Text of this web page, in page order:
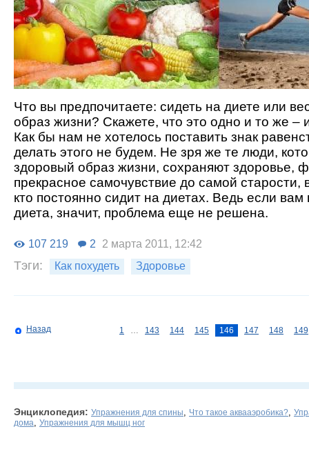
Что вы предпочитаете: сидеть на диете или
образ жизни? Скажете, что это одно и то же –
Как бы нам не хотелось поставить знак
делать этого не будем. Не зря же те люди,
здоровый образ жизни, сохраняют здоровье,
прекрасное самочувствие до самой старости,
кто постоянно сидит на диетах. Ведь если
диета, значит, проблема еще не решена.
107 219 2 2 марта 2011, 12:42
Тэги: Как похудеть Здоровье
Назад 1 143 144 145 146 147 148 149
Энциклопедия: Упражнения для спины Что такое аквааэробика?
дома
Упражнения для мышц ног